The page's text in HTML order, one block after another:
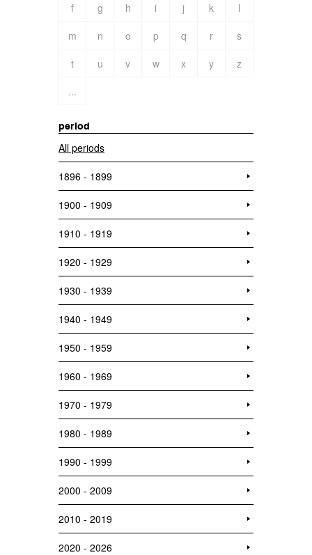
f
g h i j k
l
m
n o p q r
s
t
u v w x y
z
...
period
All periods
1896 - 1899
1900 - 1909
1910 - 1919
1920 - 1929
1930 - 1939
1940 - 1949
1950 - 1959
1960 - 1969
1970 - 1979
1980 - 1989
1990 - 1999
2000 - 2009
2010 - 2019
2020 - 2026